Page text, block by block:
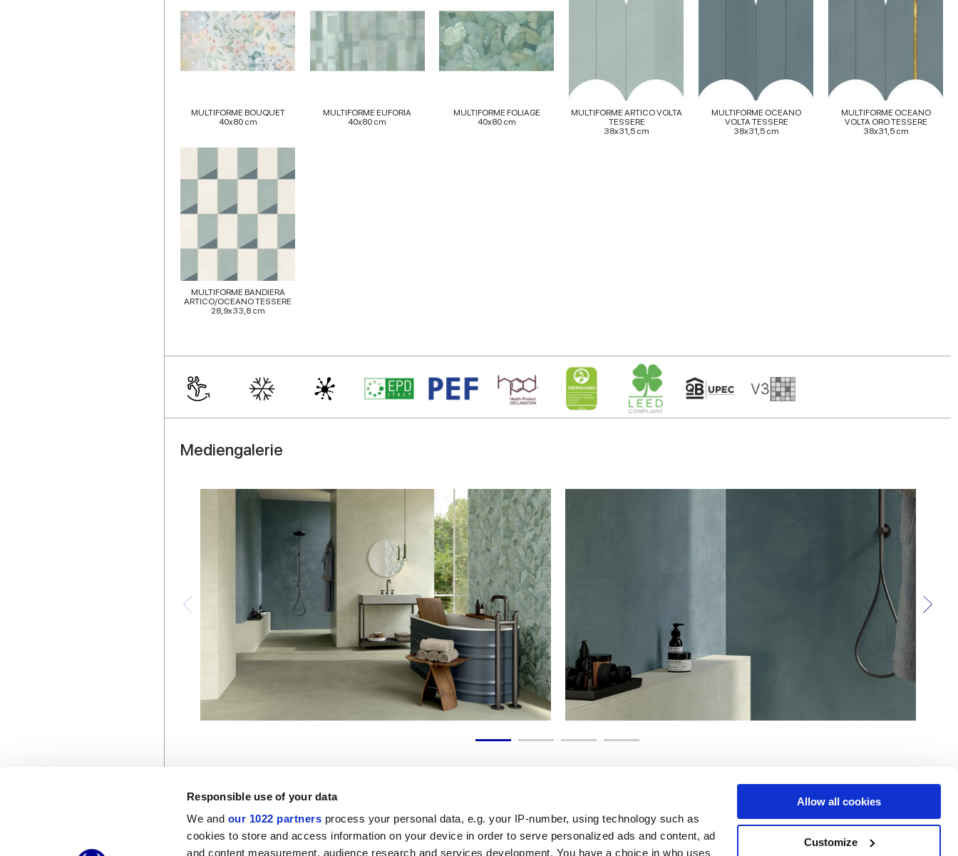
Responsible use of your data
We and our 1022 partners process your personal data, e.g. your IP-number, using technology such as
cookies to store and access information on your device in order to serve personalized ads and content, ad
and content measurement, audience research and services development. You have a choice in who uses
Allow all cookies
Customize
MULTIFORME BOUQUET
40x80 cm
MULTIFORME EUFORIA
40x80 cm
MULTIFORME FOLIAGE
40x80 cm
MULTIFORME ARTICO VOLTA
TESSERE
38x31,5 cm
MULTIFORME OCEANO
VOLTA TESSERE
38x31,5 cm
MULTIFORME OCEANO
VOLTA ORO TESSERE
38x31,5 cm
MULTIFORME BANDIERA
ARTICO/OCEANO TESSERE
28,9x33,8 cm
Mediengalerie
Nützliche Links Rechtsraum Folgen Sie uns auf